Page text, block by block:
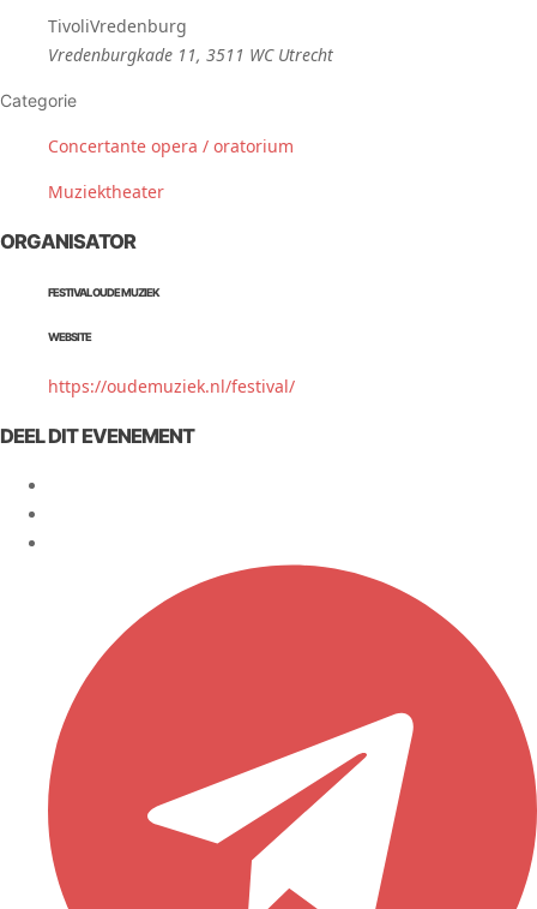
TivoliVredenburg
Vredenburgkade 11, 3511 WC Utrecht
Categorie
Concertante opera / oratorium
Muziektheater
ORGANISATOR
FESTIVAL OUDE MUZIEK
WEBSITE
https://oudemuziek.nl/festival/
DEEL DIT EVENEMENT